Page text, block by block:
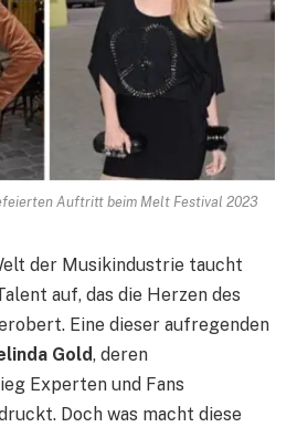
Auftritt beim Melt Festival 2023
der Musikindustrie taucht
auf, das die Herzen des
Eine dieser aufregenden
Gold, deren
Experten und Fans
Doch was macht diese